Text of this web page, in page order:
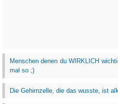
Menschen denen du WIRKLICH
mal so ;)
Die Gehirnzelle, die das wusste, ist